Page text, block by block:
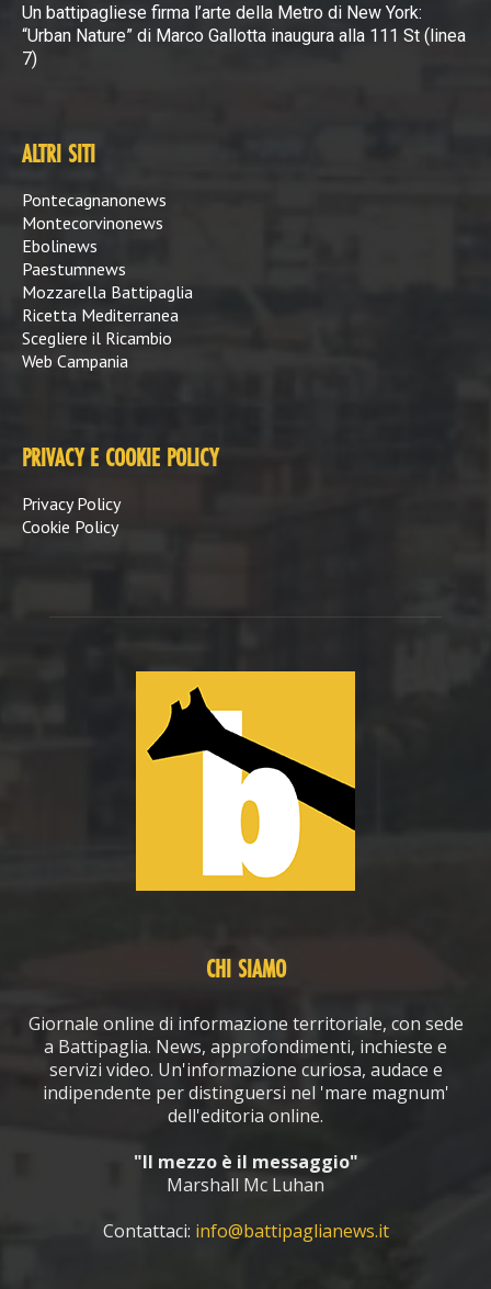
Un battipagliese firma l’arte della Metro di New York:
“Urban Nature” di Marco Gallotta inaugura alla 111 St (linea
7)
ALTRI SITI
Pontecagnanonews
Montecorvinonews
Ebolinews
Paestumnews
Mozzarella Battipaglia
Ricetta Mediterranea
Scegliere il Ricambio
Web Campania
PRIVACY E COOKIE POLICY
Privacy Policy
Cookie Policy
CHI SIAMO
Giornale online di informazione territoriale, con sede
a Battipaglia. News, approfondimenti, inchieste e
servizi video. Un'informazione curiosa, audace e
indipendente per distinguersi nel 'mare magnum'
dell'editoria online.
"Il mezzo è il messaggio"
Marshall Mc Luhan
Contattaci: info@battipaglianews.it